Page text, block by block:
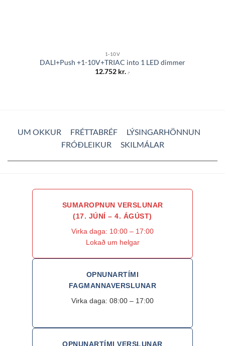
1-10V
DALI+Push +1-10V+TRIAC into 1 LED dimmer
12.752 kr. .-
UM OKKUR FRÉTTABRÉF
LÝSINGARHÖNNUN
FRÓÐLEIKUR
SKILMÁLAR
SUMAROPNUN VERSLUNAR
(17. JÚNÍ – 4. ÁGÚST)
Virka daga: 10:00 – 17:00
Lokað um helgar
OPNUNARTÍMI
FAGMANNAVERSLUNAR
Virka daga: 08:00 – 17:00
OPNUNARTÍMI VERSLUNAR